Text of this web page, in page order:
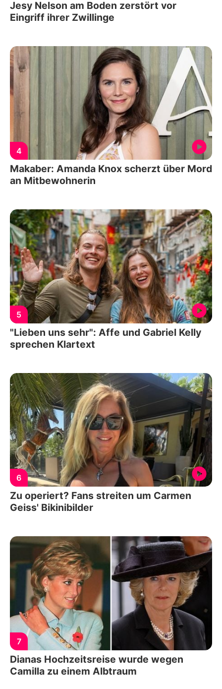
Jesy Nelson am Boden zerstört vor
Eingriff ihrer Zwillinge
4
Makaber: Amanda Knox scherzt über Mord
an Mitbewohnerin
5
"Lieben uns sehr": Affe und Gabriel Kelly
sprechen Klartext
6
Zu operiert? Fans streiten um Carmen
Geiss' Bikinibilder
7
Dianas Hochzeitsreise wurde wegen
Camilla zu einem Albtraum